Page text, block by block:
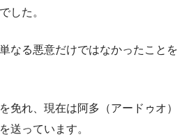
した。
なる悪意だけではなかったことを
免れ、現在は阿多（アードゥオ）
送っています。